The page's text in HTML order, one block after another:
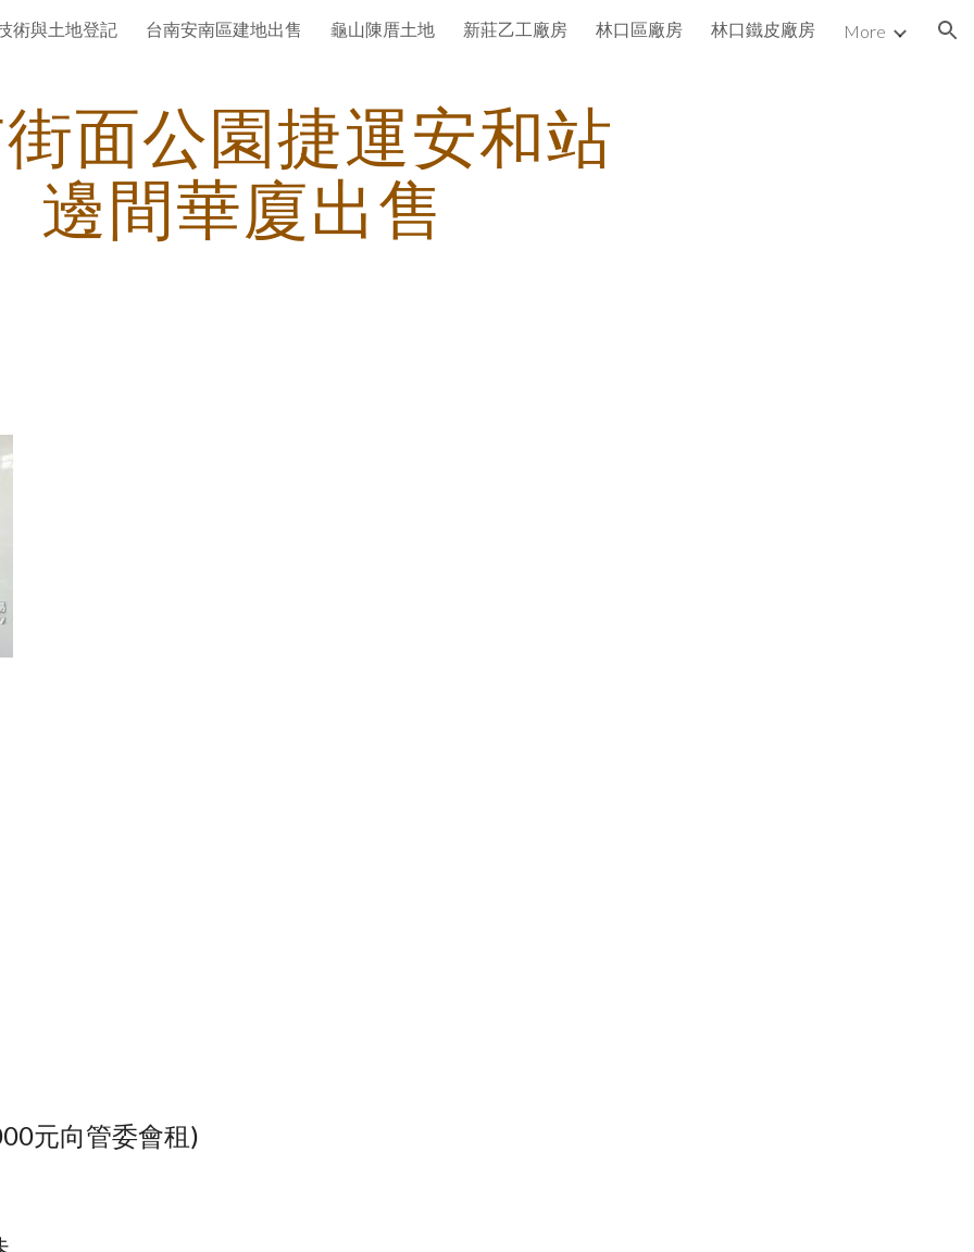
to main content Skip to navigation
術與土地登記 台南安南區建地出售 龜山陳厝土地 新莊乙工廠房 林口區廠房 林口鐵皮廠房 More
面公園捷運安和站
邊間華廈出售
元向管委會租)